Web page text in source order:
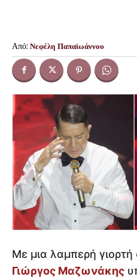
Από: Νεφέλη Παπαϊωάννου
Με μια λαμπερή γιορτή
Γιώργος Μαζωνάκης